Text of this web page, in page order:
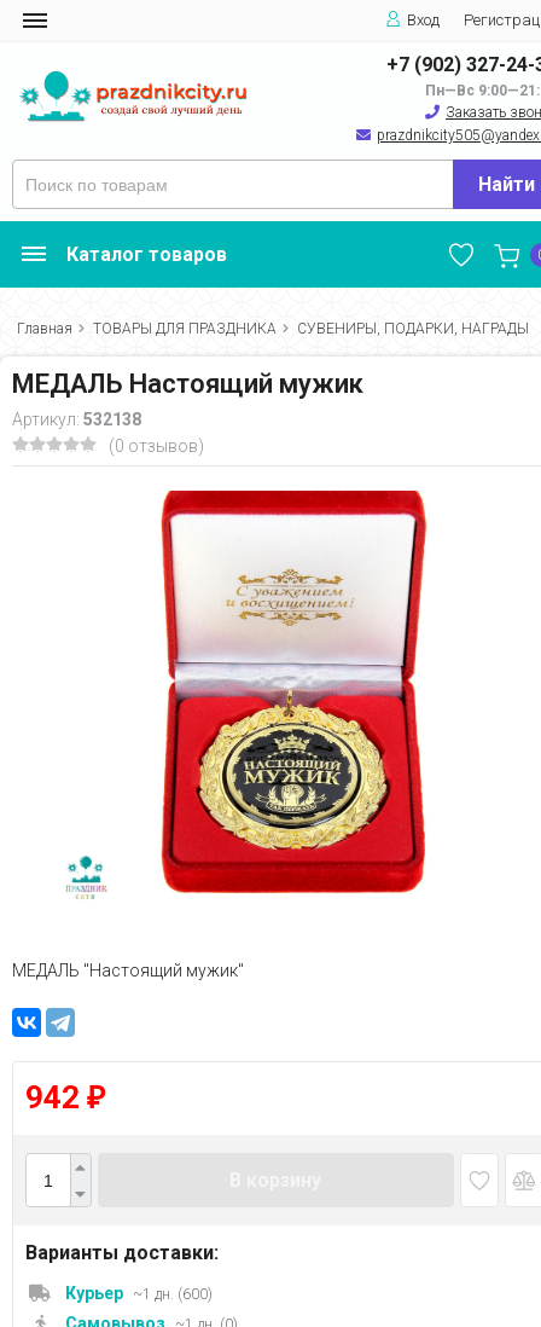
Вход
+7 (902) 327-24-
Пн—Вс
Заказать
Найти
Каталог товаров
Главная ТОВАРЫ ДЛЯ ПРАЗДНИКА СУВЕНИРЫ, ПОДАРКИ, НАГРАДЫ
МЕДАЛЬ Настоящий мужик
Артикул: 532138
(0 отзывов)
МЕДАЛЬ "Настоящий мужик"
942 ₽
Варианты доставки:
Курьер ~1 дн. (600)